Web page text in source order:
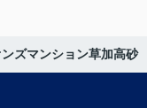
ズマンション草加高砂